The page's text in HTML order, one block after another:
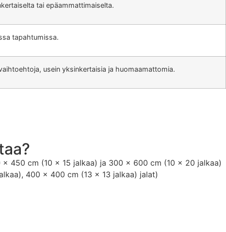
tai epäammattimaiselta.
tapahtumissa.
usein yksinkertaisia ja huomaamattomia.
450 cm (10 x 15 jalkaa) ja 300 x 600 cm (10 x 20 jalkaa)
400 × 400 cm (13 × 13 jalkaa) jalat)